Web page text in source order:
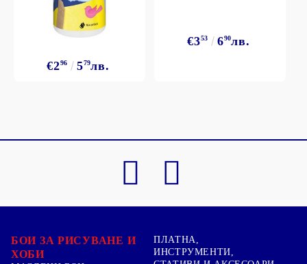
€296 579лв.
€353 690лв.
БОИ ЗА РИСУВАНЕ И
ХОБИ
ПЛАТНА,
ИНСТРУМЕНТИ,